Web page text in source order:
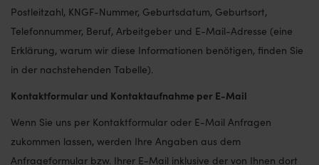
Postleitzahl, KNGF-Nummer, Geburtsdatum, Geburtsort,
Telefonnummer, Beruf, Arbeitgeber und E-Mail-Adresse (eine
Erklärung, warum wir diese Informationen benötigen, finden Sie
in der nachstehenden Tabelle).
Kontaktformular und Kontaktaufnahme per E-Mail
Wenn Sie uns per Kontaktformular oder E-Mail Anfragen
zukommen lassen, werden Ihre Angaben aus dem
Anfrageformular bzw. Ihrer E-Mail inklusive der von Ihnen dort